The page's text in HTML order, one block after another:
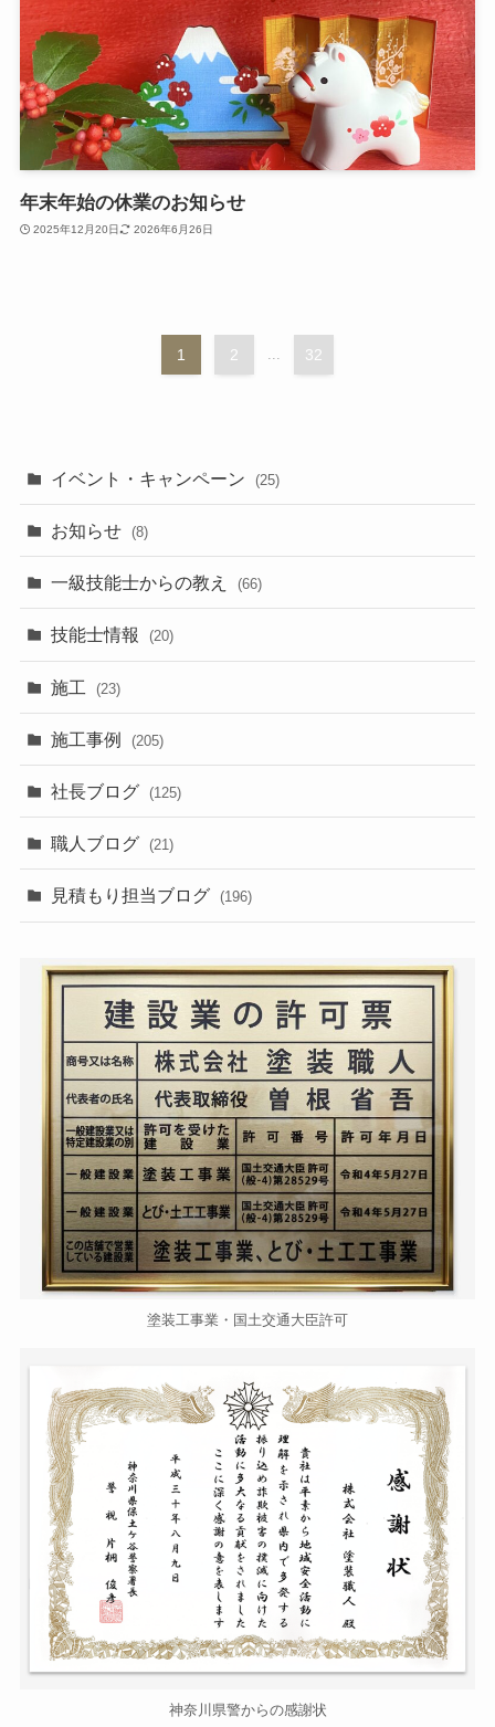
年末年始の休業のお知らせ
2025年12月20日 2026年6月26日
1 2 ... 32
イベント・キャンペーン (25)
お知らせ (8)
一級技能士からの教え (66)
技能士情報 (20)
施工 (23)
施工事例 (205)
社長ブログ (125)
職人ブログ (21)
見積もり担当ブログ (196)
塗装工事業・国土交通大臣許可
神奈川県警からの感謝状